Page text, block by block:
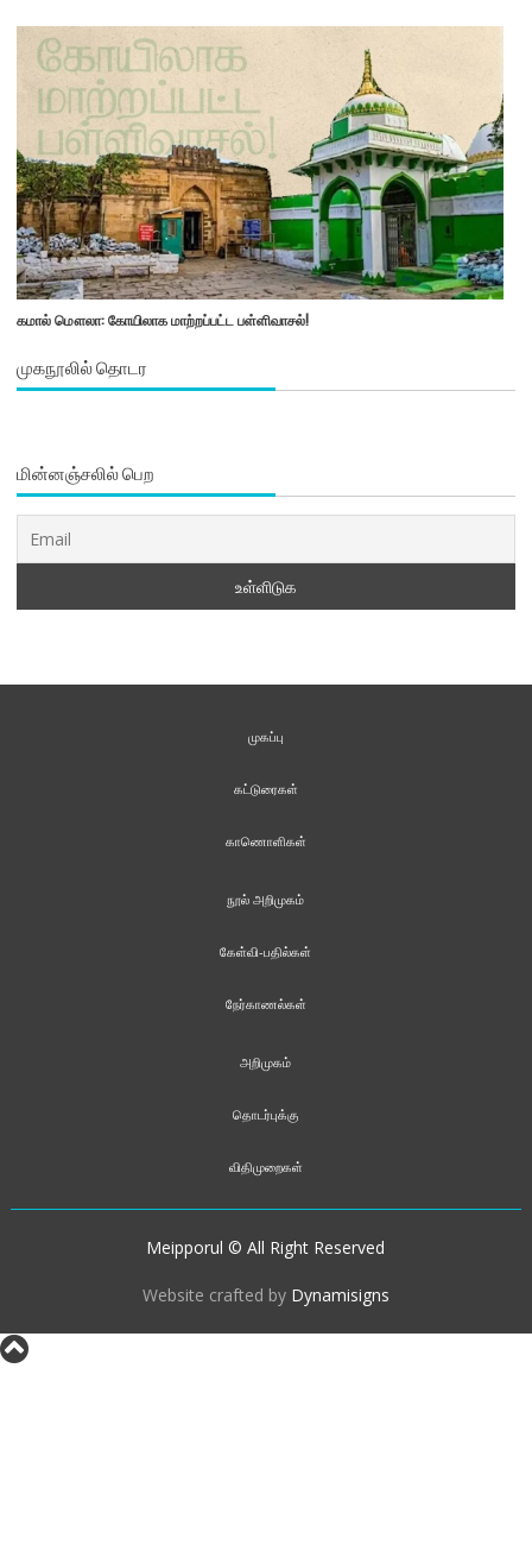
கமால் மௌலா: கோயிலாக மாற்றப்பட்ட பள்ளிவாசல்!
முகநூலில் தொடர
மின்னஞ்சலில் பெற
முகப்பு
கட்டுரைகள்
காணொளிகள்
நூல் அறிமுகம்
கேள்வி-பதில்கள்
நேர்காணல்கள்
அறிமுகம்
தொடர்புக்கு
விதிமுறைகள்
Meipporul © All Right Reserved
Website crafted by Dynamisigns